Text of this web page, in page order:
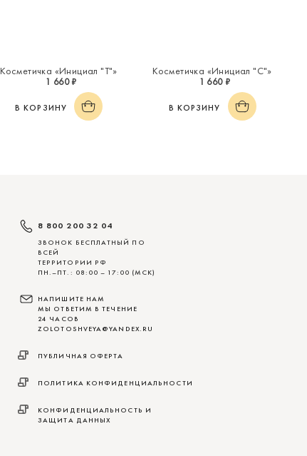
Косметичка «Инициал "Т"»
1 660 ₽
В КОРЗИНУ
Косметичка «Инициал "С"»
1 660 ₽
В КОРЗИНУ
8 800 200 32 04
ЗВОНОК БЕСПЛАТНЫЙ ПО
ВСЕЙ
ТЕРРИТОРИИ РФ
ПН.–ПТ.: 08:00 – 17:00 (МСК)
НАПИШИТЕ НАМ
МЫ ОТВЕТИМ В ТЕЧЕНИЕ
24 ЧАСОВ
ZOLOTOSHVEYA@YANDEX.RU
ПУБЛИЧНАЯ ОФЕРТА
ПОЛИТИКА КОНФИДЕНЦИАЛЬНОСТИ
КОНФИДЕНЦИАЛЬНОСТЬ И
ЗАЩИТА ДАННЫХ